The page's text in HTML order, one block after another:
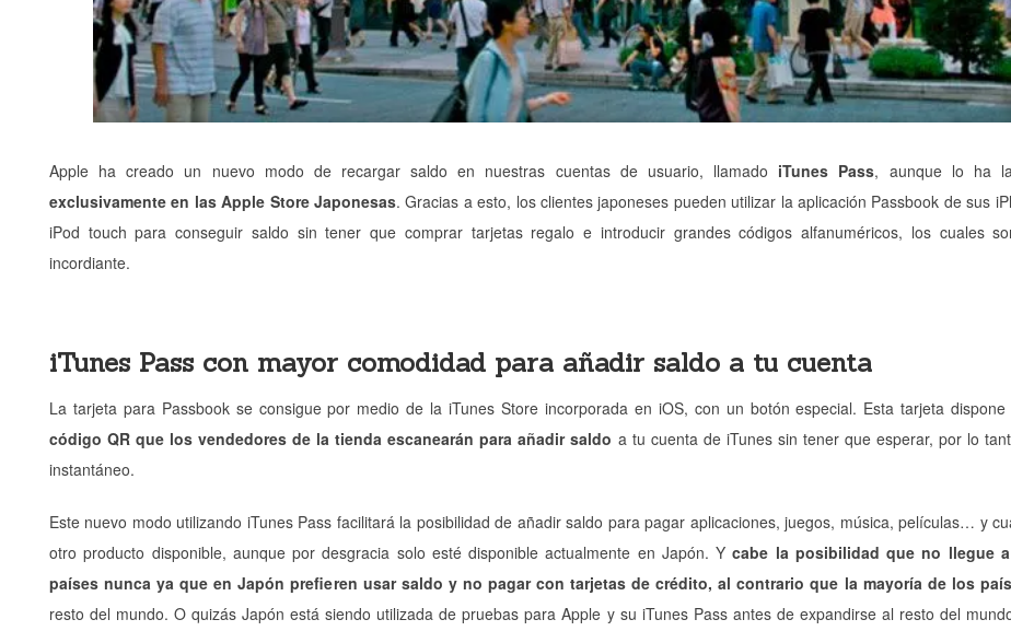
Apple ha creado un nuevo modo de recargar saldo en nuestras cuentas de usuario, llamado iTunes Pass, aunque lo ha
exclusivamente en las Apple Store Japonesas. Gracias a esto, los clientes japoneses pueden utilizar la aplicación Passbook de sus
iPod touch para conseguir saldo sin tener que comprar tarjetas regalo e introducir grandes códigos alfanuméricos, los cuales
incordiante.
iTunes Pass con mayor comodidad para añadir saldo a tu cuenta
La tarjeta para Passbook se consigue por medio de la iTunes Store incorporada en iOS, con un botón especial. Esta tarjeta dispone
código QR que los vendedores de la tienda escanearán para añadir saldo a tu cuenta de iTunes sin tener que esperar, por lo
instantáneo.
Este nuevo modo utilizando iTunes Pass facilitará la posibilidad de añadir saldo para pagar aplicaciones, juegos, música, películas… y
otro producto disponible, aunque por desgracia solo esté disponible actualmente en Japón. Ycabe la posibilidad que no llegue
países nunca ya que en Japón prefieren usar saldo y no pagar con tarjetas de crédito, al contrario que la mayoría de los
resto del mundo. O quizás Japón está siendo utilizada de pruebas para Apple y su iTunes Pass antes de expandirse al resto del